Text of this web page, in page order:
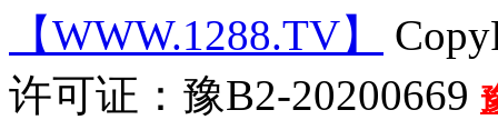
【WWW.1288.TV】
许可证：豫B2-20200669